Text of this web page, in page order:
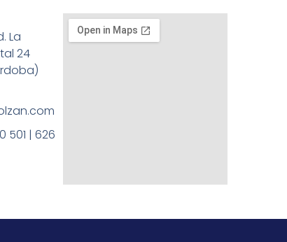
La
24
501 | 626